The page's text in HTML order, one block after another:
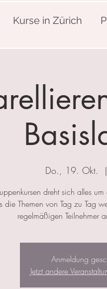
Kurse in Zürich
Do., 19. Okt.
  |
dreht sich alles
die Themen von Tag zu Tag
regelmäßigen Teilnehmer
Anmeldung
Jetzt andere